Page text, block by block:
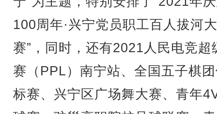
100周年·兴宁党员职工百人拔河大
赛”，同时，还有2021人民电竞超
赛（PPL）南宁站、全国五子棋
标赛、兴宁区广场舞大赛、青年